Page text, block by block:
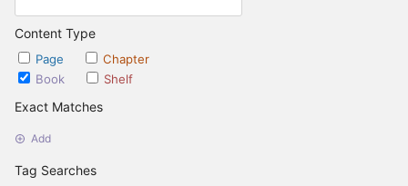
Content Type
Page
Chapter
Book
Shelf
Exact Matches
Add
Tag Searches